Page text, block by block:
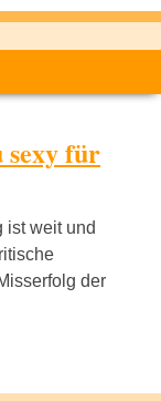
sexy für
ist weit und
der